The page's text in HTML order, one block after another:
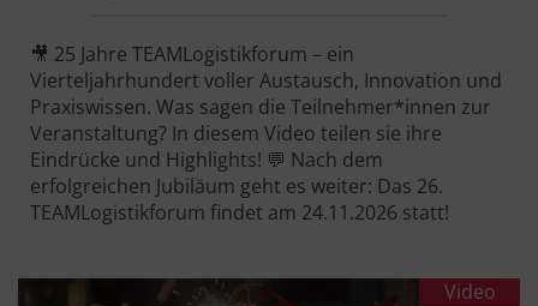
🎥 25 Jahre TEAMLogistikforum – ein
Vierteljahrhundert voller Austausch, Innovation und
Praxiswissen. Was sagen die Teilnehmer*innen zur
Veranstaltung? In diesem Video teilen sie ihre
Eindrücke und Highlights! 💬 Nach dem
erfolgreichen Jubiläum geht es weiter: Das 26.
TEAMLogistikforum findet am 24.11.2026 statt!
Video